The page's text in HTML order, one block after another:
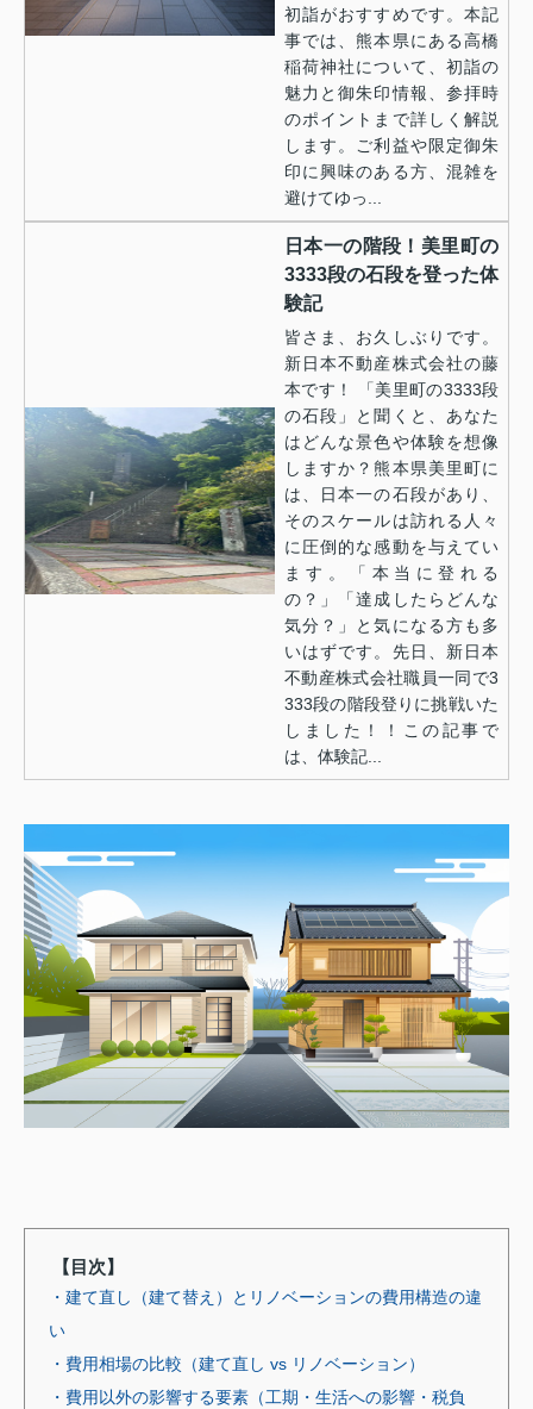
初詣がおすすめです。本記
事では、熊本県にある高橋
稲荷神社について、初詣の
魅力と御朱印情報、参拝時
のポイントまで詳しく解説
します。ご利益や限定御朱
印に興味のある方、混雑を
避けてゆっ...
日本一の階段！美里町の
3333段の石段を登った体
験記
皆さま、お久しぶりです。
新日本不動産株式会社の藤
本です！ 「美里町の3333段
の石段」と聞くと、あなた
はどんな景色や体験を想像
しますか？熊本県美里町に
は、日本一の石段があり、
そのスケールは訪れる人々
に圧倒的な感動を与えてい
ます。「本当に登れる
の？」「達成したらどんな
気分？」と気になる方も多
いはずです。先日、新日本
不動産株式会社職員一同で3
333段の階段登りに挑戦いた
しました！！この記事で
は、体験記...
【目次】
・建て直し（建て替え）とリノベーションの費用構造の違
い
・費用相場の比較（建て直し vs リノベーション）
・費用以外の影響する要素（工期・生活への影響・税負